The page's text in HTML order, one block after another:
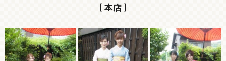
［ 本店 ］